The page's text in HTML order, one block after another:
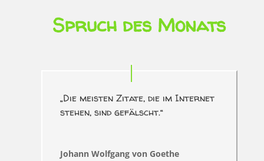
Spruch des Monats
„Die meisten Zitate, die im Internet
stehen, sind gefälscht.“
Johann Wolfgang von Goethe